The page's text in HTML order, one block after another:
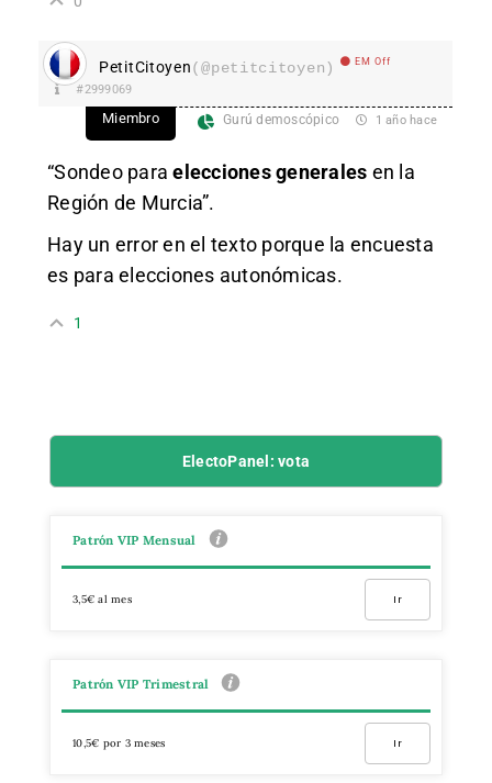
PetitCitoyen(@petitcitoyen) EM Off
#2999069
Miembro Gurú demoscópico 1 año hace
“Sondeo paraelecciones generales en la
Región de Murcia”.
Hay un error en el texto porque la encuesta
es para elecciones autonómicas.
1
ElectoPanel: vota
Patrón VIP Mensual
3,5€ al mes Ir
Patrón VIP Trimestral
10,5€ por 3 meses Ir